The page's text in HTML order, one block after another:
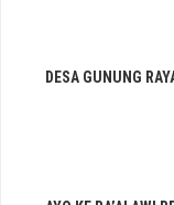
DESA GUNUNG